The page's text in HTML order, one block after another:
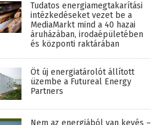
Tudatos energiamegtakarítási
intézkedéseket vezet be a
MediaMarkt mind a 40 hazai
áruházában, irodaépületében
és központi raktárában
Öt új energiatárolót állított
üzembe a Futureal Energy
Partners
Nem az energiából van kevés –